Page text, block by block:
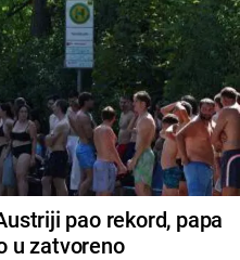
pao rekord, papa
u zatvoreno